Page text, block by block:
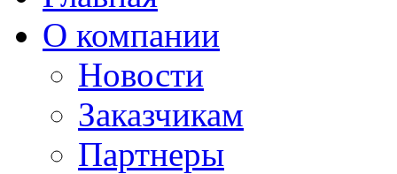
О компании
Новости
Заказчикам
Партнеры